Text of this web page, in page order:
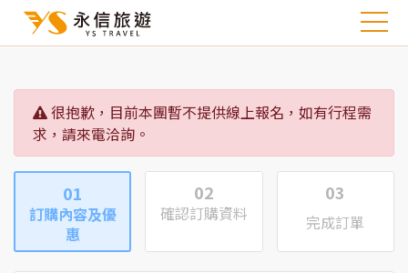
很抱歉，目前本團暫不提供線上報名，如有行程需
求，請來電洽詢。
01
訂購內容及優
惠
02
確認訂購資料
03
完成訂單